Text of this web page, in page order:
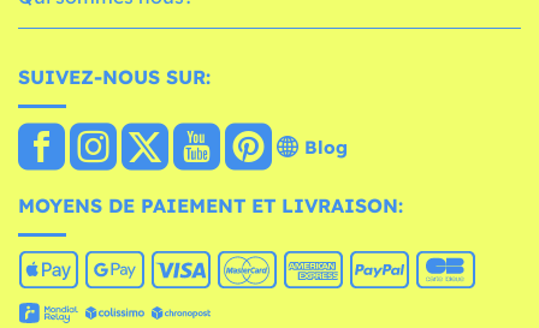
SUIVEZ-NOUS SUR:
Blog
MOYENS DE PAIEMENT ET LIVRAISON: